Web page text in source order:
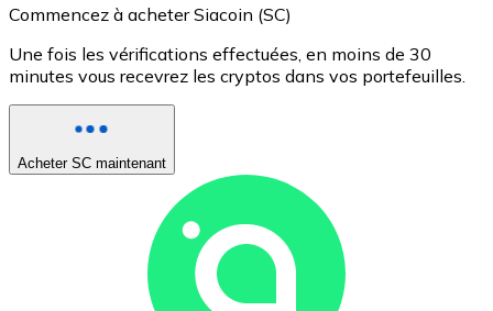
Commencez à acheter Siacoin (SC)
Une fois les vérifications effectuées, en moins de 30
minutes vous recevrez les cryptos dans vos portefeuilles.
Acheter SC maintenant